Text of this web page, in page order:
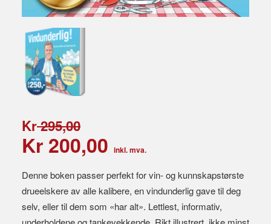
kr295,00
kr 200,00 inkl. mva.
Denne boken passer perfekt for vin- og kunnskapstørste
drueelskere av alle kalibere, en vindunderlig gave til deg
selv, eller til dem som «har alt». Lettlest, informativ,